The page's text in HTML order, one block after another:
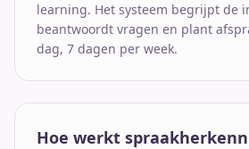
learning. Het systeem begrijpt de
beantwoordt vragen en plant
dag, 7 dagen per week.
Hoe werkt